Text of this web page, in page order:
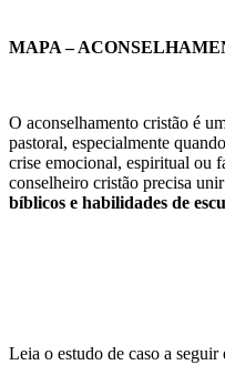
MAPA –
O aconselhamento cristão é
pastoral, especialmente
crise emocional, espiritual ou
conselheiro cristão precisa unir
bíblicos e habilidades de
Leia o estudo de caso a seguir